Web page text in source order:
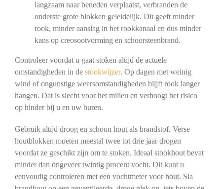
langzaam naar beneden verplaatst, verbranden de
onderste grote blokken geleidelijk. Dit geeft minder
rook, minder aanslag in het rookkanaal en dus minder
kans op creosootvorming en schoorsteenbrand.
Controleer voordat u gaat stoken altijd de actuele
omstandigheden in de stookwijzer. Op dagen met weinig
wind of ongunstige weersomstandigheden blijft rook langer
hangen. Dat is slecht voor het milieu en verhoogt het risico
op hinder bij u en uw buren.
Gebruik altijd droog en schoon hout als brandstof. Verse
houtblokken moeten meestal twee tot drie jaar drogen
voordat ze geschikt zijn om te stoken. Ideaal stookhout bevat
minder dan ongeveer twintig procent vocht. Dit kunt u
eenvoudig controleren met een vochtmeter voor hout. Sla